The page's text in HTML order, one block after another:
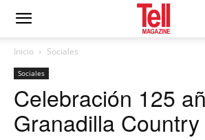
Inicio Sociales
Sociales
Celebración 125
Granadilla